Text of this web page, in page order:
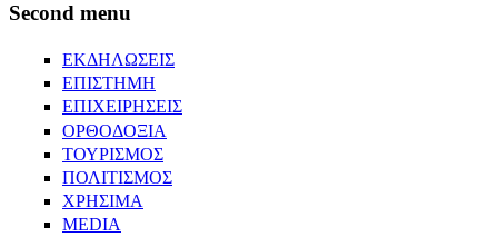
Second menu
ΕΚΔΗΛΩΣΕΙΣ
ΕΠΙΣΤΗΜΗ
ΕΠΙΧΕΙΡΗΣΕΙΣ
ΟΡΘΟΔΟΞΙΑ
ΤΟΥΡΙΣΜΟΣ
ΠΟΛΙΤΙΣΜΟΣ
ΧΡΗΣΙΜΑ
MEDIA